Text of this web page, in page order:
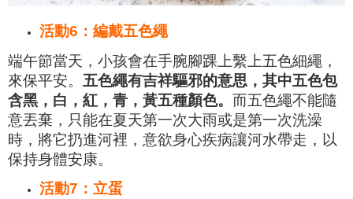
活動6： 編戴五色繩
端午節當天，小孩會在手腕腳踝上繫上五色細繩，
來保平安。 五色繩有吉祥驅邪的意思，其中五色包
含黑，白，紅，青，黃五種顏色。 而五色繩不能隨
意丟棄，只能在夏天第一次大雨或是第一次洗澡
時，將它扔進河裡，意欲身心疾病讓河水帶走，以
保持身體安康。
活動7：立蛋